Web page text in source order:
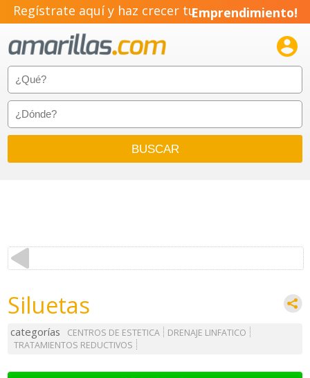
Regístrate aquí y haz crecer tuEmprendimiento!

Siluetas
categorías CENTROS DE ESTETICA
DRENAJE LINFATICO
TRATAMIENTOS REDUCTIVOS